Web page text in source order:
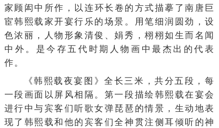
家 顾闳中 所作，以连环长卷的方式描摹了南唐巨
宦韩熙载家开宴行乐的场景。用笔细润圆劲，设
色浓丽，
人物形象 清俊、娟秀，栩栩如生而名闻
中外。是今存五代时期人物画中最杰出的代表
作。
《韩熙载夜宴图 》全长三米，共分五段，每
一段画面以屏风相隔。第一段描绘韩熙载在宴会
进行中与宾客们听歌女弹琵琶的情景，生动地表
现了韩熙载和他的宾客们全神贯注侧耳倾听的神